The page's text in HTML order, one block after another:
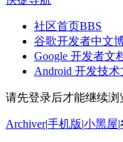
社区首页BBS
谷歌开发者中文
Google 开发者文
Android 开发技术
请先登录后才能继续浏
Archiver|手机版|小黑屋|